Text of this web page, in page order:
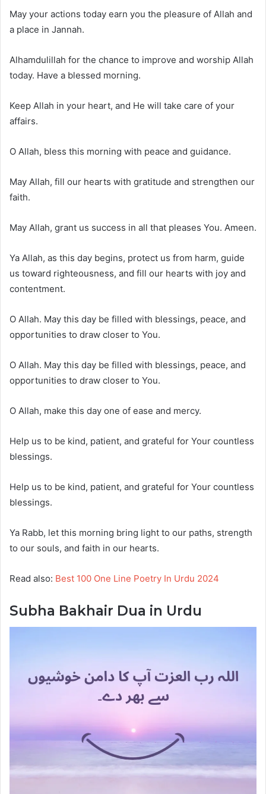
May your actions today earn you the pleasure of Allah and
a place in Jannah.
Alhamdulillah for the chance to improve and worship Allah
today. Have a blessed morning.
Keep Allah in your heart, and He will take care of your
affairs.
O Allah, bless this morning with peace and guidance.
May Allah, fill our hearts with gratitude and strengthen our
faith.
May Allah, grant us success in all that pleases You. Ameen.
Ya Allah, as this day begins, protect us from harm, guide
us toward righteousness, and fill our hearts with joy and
contentment.
O Allah. May this day be filled with blessings, peace, and
opportunities to draw closer to You.
O Allah. May this day be filled with blessings, peace, and
opportunities to draw closer to You.
O Allah, make this day one of ease and mercy.
Help us to be kind, patient, and grateful for Your countless
blessings.
Help us to be kind, patient, and grateful for Your countless
blessings.
Ya Rabb, let this morning bring light to our paths, strength
to our souls, and faith in our hearts.
Read also: Best 100 One Line Poetry In Urdu 2024
Subha Bakhair Dua in Urdu